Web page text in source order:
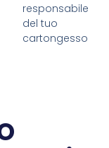
responsabile
del tuo
cartongesso